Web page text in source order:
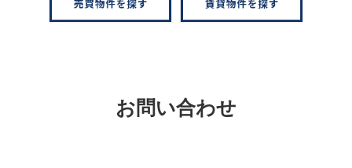
お問い合わせ